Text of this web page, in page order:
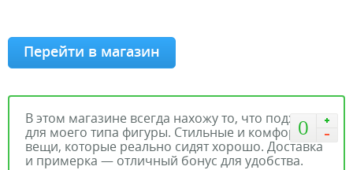
Перейти в магазин
0
В этом магазине всегда нахожу то, что подходит
для моего типа фигуры. Стильные и комфортные
вещи, которые реально сидят хорошо. Доставка
и примерка — отличный бонус для удобства.